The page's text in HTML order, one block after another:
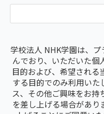
学校法人 NHK学園は、
んでおり、いただいた個
目的および、希望され
する目的でのみ利用いた
ス、その他ご興味をお持
を差し上げる場合があり